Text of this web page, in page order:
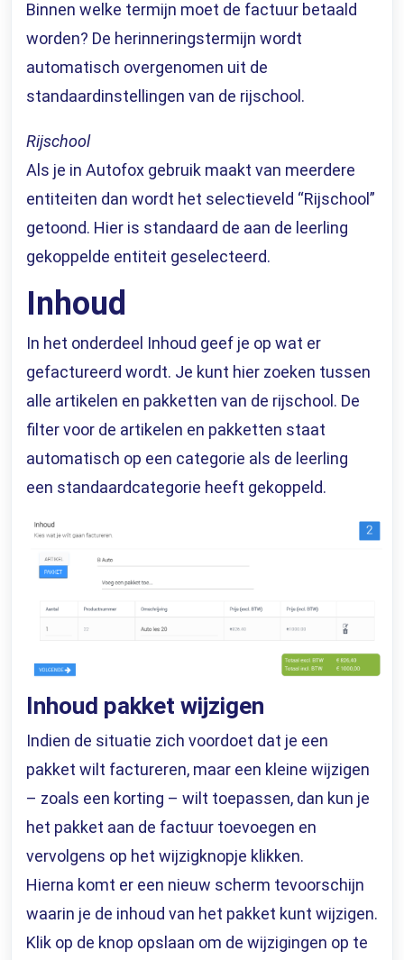
Binnen welke termijn moet de factuur betaald
worden? De herinneringstermijn wordt
automatisch overgenomen uit de
standaardinstellingen van de rijschool.
Rijschool
Als je in Autofox gebruik maakt van meerdere
entiteiten dan wordt het selectieveld “Rijschool”
getoond. Hier is standaard de aan de leerling
gekoppelde entiteit geselecteerd.
Inhoud
In het onderdeel Inhoud geef je op wat er
gefactureerd wordt. Je kunt hier zoeken tussen
alle artikelen en pakketten van de rijschool. De
filter voor de artikelen en pakketten staat
automatisch op een categorie als de leerling
een standaardcategorie heeft gekoppeld.
Inhoud pakket wijzigen
Indien de situatie zich voordoet dat je een
pakket wilt factureren, maar een kleine wijzigen
– zoals een korting – wilt toepassen, dan kun je
het pakket aan de factuur toevoegen en
vervolgens op het wijzigknopje klikken.
Hierna komt er een nieuw scherm tevoorschijn
waarin je de inhoud van het pakket kunt wijzigen.
Klik op de knop opslaan om de wijzigingen op te